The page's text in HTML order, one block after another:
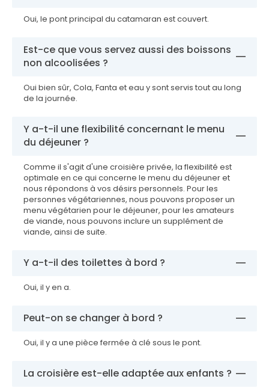
Oui, le pont principal du catamaran est couvert.
Est-ce que vous servez aussi des boissons
non alcoolisées ?
Oui bien sûr, Cola, Fanta et eau y sont servis tout au long
de la journée.
Y a-t-il une flexibilité concernant le menu
du déjeuner ?
Comme il s'agit d'une croisière privée, la flexibilité est
optimale en ce qui concerne le menu du déjeuner et
nous répondons à vos désirs personnels. Pour les
personnes végétariennes, nous pouvons proposer un
menu végétarien pour le déjeuner, pour les amateurs
de viande, nous pouvons inclure un supplément de
viande, ainsi de suite.
Y a-t-il des toilettes à bord ?
Oui, il y en a.
Peut-on se changer à bord ?
Oui, il y a une pièce fermée à clé sous le pont.
La croisière est-elle adaptée aux enfants ?